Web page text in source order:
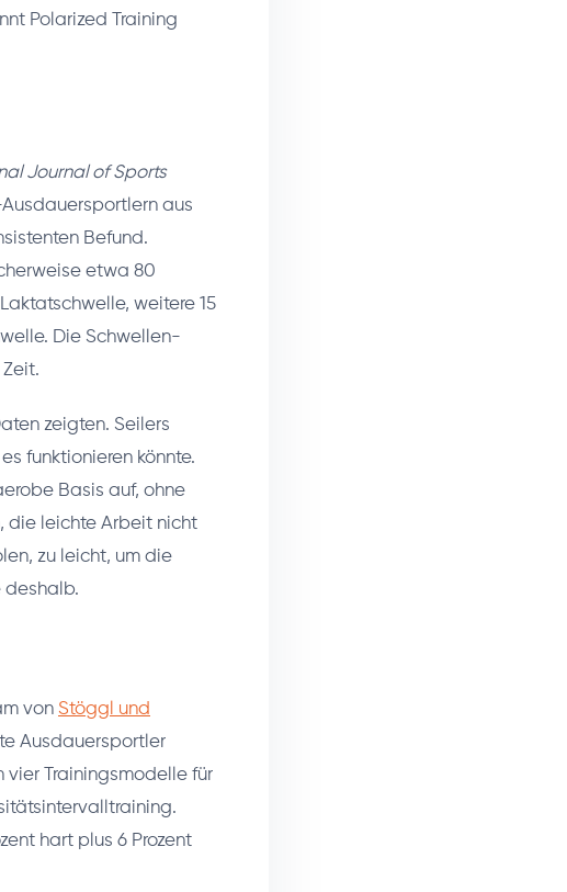
Polarized Training
Journal of Sports
aus
Befund.
etwa 80
weitere 15
Die Schwellen-
zeigten. Seilers
funktionieren könnte.
Basis auf, ohne
die leichte Arbeit nicht
zu leicht, um die
deshalb.
von Stöggl und
Ausdauersportler
vier Trainingsmodelle für
hart plus 6 Prozent